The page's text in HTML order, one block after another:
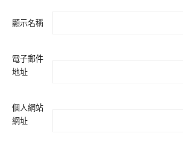
顯示名稱
電子郵件
地址
個人網站
網址